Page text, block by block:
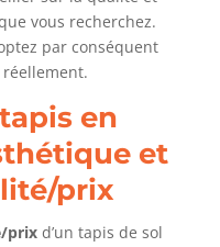
vous recherchez.
par conséquent
en
et
prix
prix d’un tapis de sol